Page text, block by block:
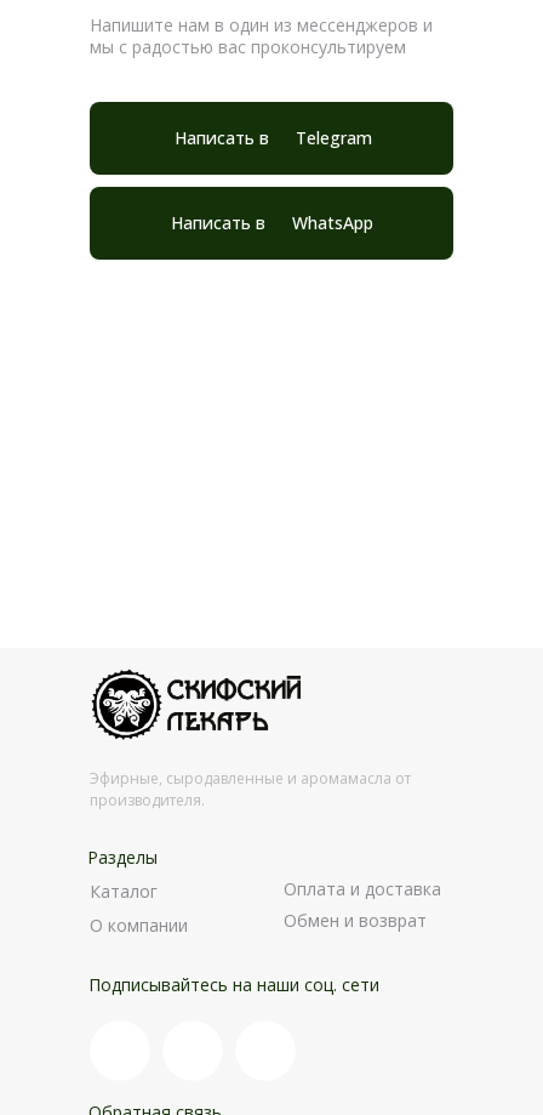
Напишите нам в один из мессенджеров и
мы с радостью вас проконсультируем
Написать в Telegram
Написать в WhatsApp
О компании
Эфирные, сыродавленные и аромамасла от
производителя.
Каталог
Оплата и доставка
Обмен и возврат
Подписывайтесь на наши соц. сети
Разделы